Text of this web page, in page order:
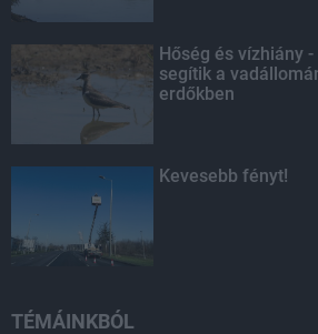
Hőség és vízhiány
segítik a
erdőkben
Kevesebb fényt!
TÉMÁINKBÓL